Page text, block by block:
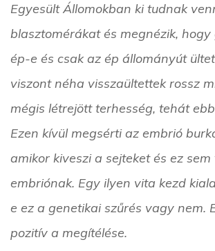
Egyesült Állomokban ki tudnak
blasztomérákat és megnézik,
ép-e és csak az ép állományút
viszont néha visszaültettek rossz
mégis létrejött terhesség, tehát
Ezen kívül megsérti az embrió
amikor kiveszi a sejteket és ez
embriónak. Egy ilyen vita kezd
e ez a genetikai szűrés vagy nem.
pozitív a megítélése.